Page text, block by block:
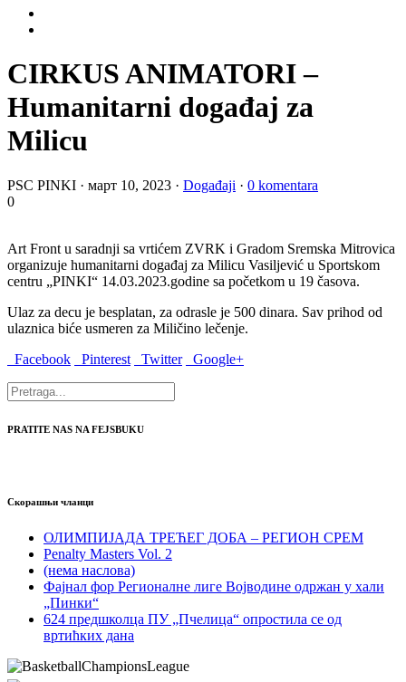
CIRKUS ANIMATORI –
Humanitarni događaj za
Milicu
PSC PINKI · март 10, 2023 · Događaji · 0 komentara
0
Art Front u saradnji sa vrtićem ZVRK i Gradom Sremska Mitrovica
organizuje humanitarni događaj za Milicu Vasiljević u Sportskom
centru „PINKI“ 14.03.2023.godine sa početkom u 19 časova.
Ulaz za decu je besplatan, za odrasle je 500 dinara. Sav prihod od
ulaznica biće usmeren za Miličino lečenje.
Facebook
Pinterest Twitter Google+
PRATITE NAS NA FEJSBUKU
Скорашњи чланци
ОЛИМПИЈАДА ТРЕЋЕГ ДОБА – РЕГИОН СРЕМ
Penalty Masters Vol. 2
(нема наслова)
Фајнал фор Регионалне лиге Војводине одржан у хали
„Пинки“
624 предшколца ПУ „Пчелица“ опростила се од
вртићких дана